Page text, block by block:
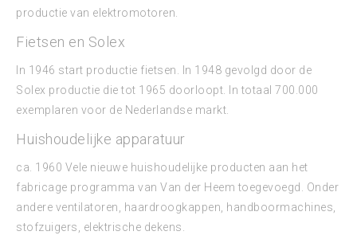
productie van elektromotoren.
Fietsen en Solex
In 1946 start productie fietsen. In 1948 gevolgd door de
Solex productie die tot 1965 doorloopt. In totaal 700.000
exemplaren voor de Nederlandse markt.
Huishoudelijke apparatuur
ca. 1960 Vele nieuwe huishoudelijke producten aan het
fabricage programma van Van der Heem toegevoegd. Onder
andere ventilatoren, haardroogkappen, handboormachines,
stofzuigers, elektrische dekens.